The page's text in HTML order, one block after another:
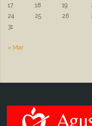
17
18 19
24
25 26
31
« Mar